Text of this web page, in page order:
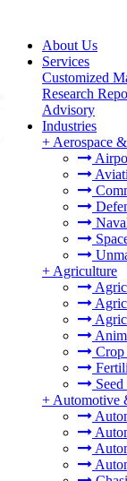
About Us
Services
Customized
Research
Advisory
Industries
+ Aerospace
+ Agriculture
Crop
+ Automotive